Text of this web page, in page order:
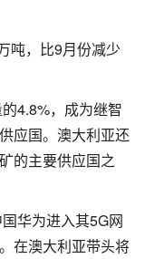
吨，比9月份减少
4.8%，成为继智
应国。澳大利亚还
的主要供应国之
华为进入其5G网
在澳大利亚带头将